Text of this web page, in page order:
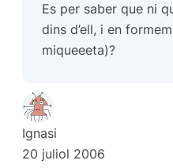
Es per saber que ni
dins d’ell, i en
miqueeeta)?
Ignasi
20 juliol 2006